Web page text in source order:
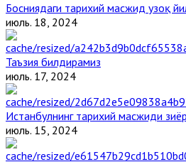
Босниядаги тарихий масжид узоқ
июль. 18, 2024
Таъзия билдирамиз
июль. 17, 2024
Истанбулнинг тарихий масжиди
июль. 15, 2024